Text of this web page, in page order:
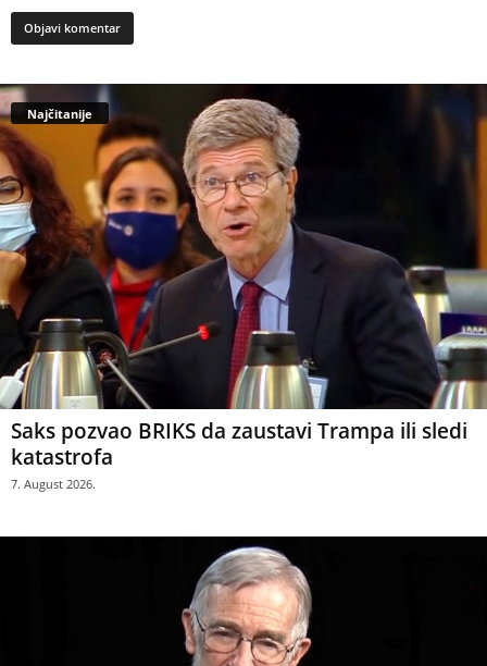
Najčitanije
Saks pozvao BRIKS da zaustavi Trampa ili sledi
katastrofa
7. August 2026.